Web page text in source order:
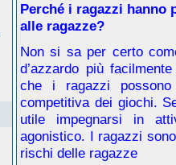
Perché i ragazzi hanno
alle ragazze?
Non si sa per certo
d’azzardo più
che i ragazzi possono
competitiva dei giochi.
utile impegnarsi in
agonistico. I ragazzi
rischi delle ragazze